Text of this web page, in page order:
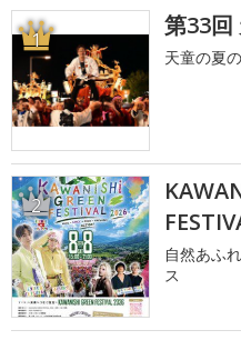
1 第33回
天童の夏
2
自然あふ
ス